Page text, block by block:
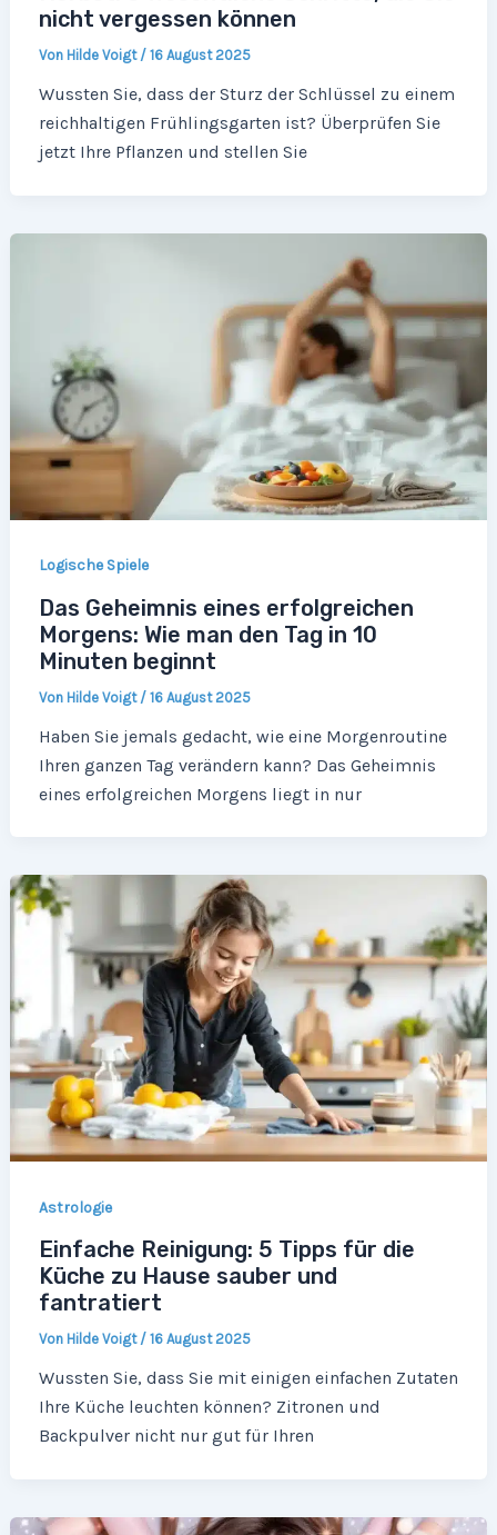
nicht vergessen können
Von Hilde Voigt / 16 August 2025
Wussten Sie, dass der Sturz der Schlüssel zu einem
reichhaltigen Frühlingsgarten ist? Überprüfen Sie
jetzt Ihre Pflanzen und stellen Sie
Logische Spiele
Das Geheimnis eines erfolgreichen
Morgens: Wie man den Tag in 10
Minuten beginnt
Von Hilde Voigt / 16 August 2025
Haben Sie jemals gedacht, wie eine Morgenroutine
Ihren ganzen Tag verändern kann? Das Geheimnis
eines erfolgreichen Morgens liegt in nur
Astrologie
Einfache Reinigung: 5 Tipps für die
Küche zu Hause sauber und
fantratiert
Von Hilde Voigt / 16 August 2025
Wussten Sie, dass Sie mit einigen einfachen Zutaten
Ihre Küche leuchten können? Zitronen und
Backpulver nicht nur gut für Ihren